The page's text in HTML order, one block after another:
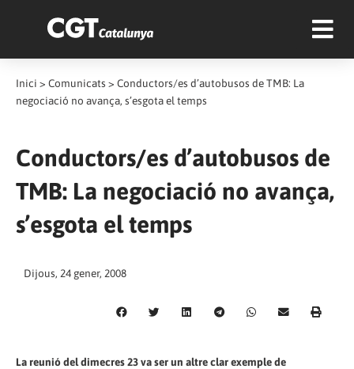
Inici > Comunicats > Conductors/es d’autobusos de TMB: La
negociació no avança, s’esgota el temps
Conductors/es d’autobusos de
TMB: La negociació no avança,
s’esgota el temps
Dijous, 24 gener, 2008
La reunió del dimecres 23 va ser un altre clar exemple de